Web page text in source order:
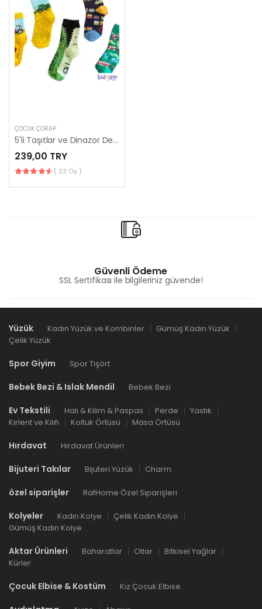
ÇOCUK ÇORAP
5'li Taşıtlar ve Dinazor Desenli Çocuk Çorap
239,00 TRY
( 23 Oy )
Güvenli Ödeme
SSL Sertifikası ile bilgileriniz güvende!
Yüzük Kadın Yüzük ve Kombinler
Gümüş Kadın Yüzük
Çelik Yüzük
Spor Giyim Spor Tişört
Bebek Bezi & Islak Mendil Bebek Bezi
Ev Tekstili Halı & Kilim & Paspas Perde
Yastık
Kırlent ve Kılıfı
Koltuk Örtüsü Masa Örtüsü
Hırdavat Hırdavat Ürünleri
Bijuteri Takılar Bijuteri Yüzük Charm
özel siparişler RafHome Özel Siparişleri
Kolyeler Kadın Kolye
Çelik Kadın Kolye
Gümüş Kadın Kolye
Aktar Ürünleri Baharatlar Otlar
Bitkisel Yağlar
Kürler
Çocuk Elbise & Kostüm Kız Çocuk Elbise